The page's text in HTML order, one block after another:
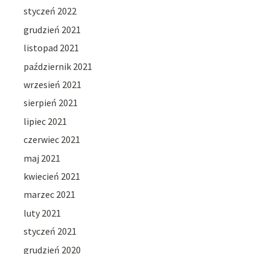
styczeń 2022
grudzień 2021
listopad 2021
październik 2021
wrzesień 2021
sierpień 2021
lipiec 2021
czerwiec 2021
maj 2021
kwiecień 2021
marzec 2021
luty 2021
styczeń 2021
grudzień 2020